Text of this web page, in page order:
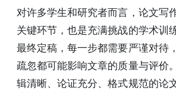
对许多学生和研究者而言，论文写
关键环节，也是充满挑战的学术训
最终定稿，每一步都需要严谨对待
疏忽都可能影响文章的质量与评价
辑清晰、论证充分、格式规范的论